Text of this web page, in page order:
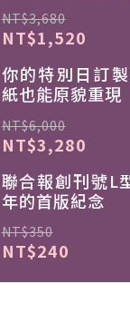
NT$3,680
NT$1,520
你的特別日訂
紙也能原貌重現
NT$6,000
NT$3,280
聯合報創刊號L
年的首版紀念
NT$350
NT$240